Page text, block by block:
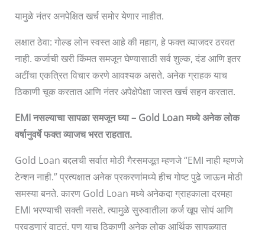
यामुळे नंतर अनपेक्षित खर्च समोर येणार नाहीत.
लक्षात ठेवा: गोल्ड लोन स्वस्त आहे की महाग, हे फक्त व्याजदर ठरवत
नाही. कर्जाची खरी किंमत समजून घेण्यासाठी सर्व शुल्क, दंड आणि इतर
अटींचा एकत्रित विचार करणे आवश्यक असते. अनेक ग्राहक याच
ठिकाणी चूक करतात आणि नंतर अपेक्षेपेक्षा जास्त खर्च सहन करतात.
EMI नसल्याचा सापळा समजून घ्या – Gold Loan मध्ये अनेक लोक
वर्षानुवर्षे फक्त व्याजच भरत राहतात.
Gold Loan बद्दलची सर्वात मोठी गैरसमजूत म्हणजे “EMI नाही म्हणजे
टेन्शन नाही.” प्रत्यक्षात अनेक प्रकरणांमध्ये हीच गोष्ट पुढे जाऊन मोठी
समस्या बनते. कारण Gold Loan मध्ये अनेकदा ग्राहकाला दरमहा
EMI भरण्याची सक्ती नसते. त्यामुळे सुरुवातीला कर्ज खूप सोपं आणि
परवडणारं वाटतं. पण याच ठिकाणी अनेक लोक आर्थिक सापळ्यात